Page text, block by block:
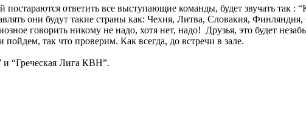
ответить все выступающие команды, будет звучать так :
они будут такие страны как: Чехия, Литва, Словакия,
говорить никому не надо, хотя нет, надо! Друзья, это будет
так что проверим. Как всегда, до встречи в зале.
“Греческая Лига КВН”.